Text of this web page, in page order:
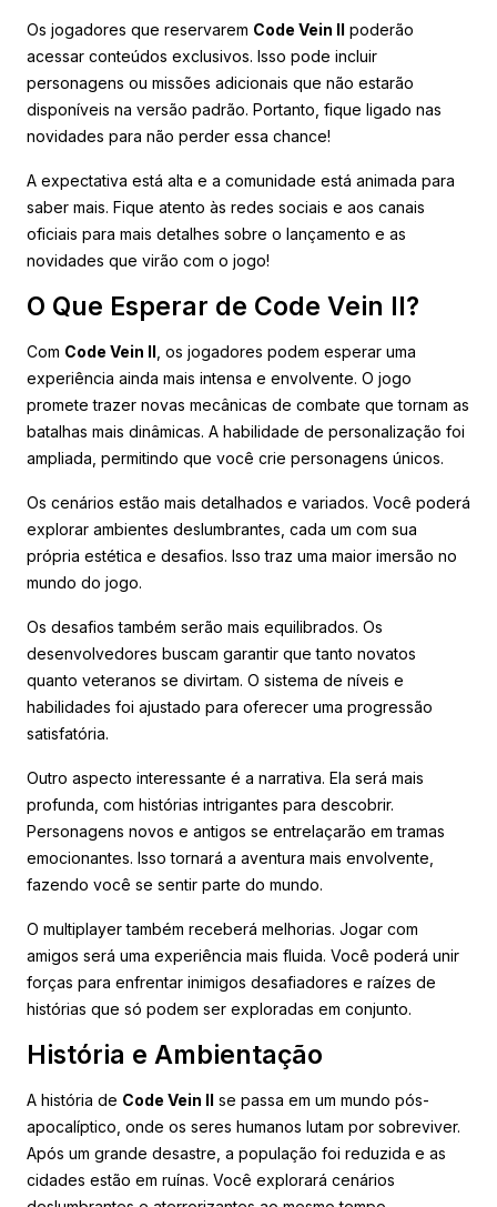
Os jogadores que reservarem Code Vein II poderão
acessar conteúdos exclusivos. Isso pode incluir
personagens ou missões adicionais que não estarão
disponíveis na versão padrão. Portanto, fique ligado nas
novidades para não perder essa chance!
A expectativa está alta e a comunidade está animada para
saber mais. Fique atento às redes sociais e aos canais
oficiais para mais detalhes sobre o lançamento e as
novidades que virão com o jogo!
O Que Esperar de Code Vein II?
Com Code Vein II , os jogadores podem esperar uma
experiência ainda mais intensa e envolvente. O jogo
promete trazer novas mecânicas de combate que tornam as
batalhas mais dinâmicas. A habilidade de personalização foi
ampliada, permitindo que você crie personagens únicos.
Os cenários estão mais detalhados e variados. Você poderá
explorar ambientes deslumbrantes, cada um com sua
própria estética e desafios. Isso traz uma maior imersão no
mundo do jogo.
Os desafios também serão mais equilibrados. Os
desenvolvedores buscam garantir que tanto novatos
quanto veteranos se divirtam. O sistema de níveis e
habilidades foi ajustado para oferecer uma progressão
satisfatória.
Outro aspecto interessante é a narrativa. Ela será mais
profunda, com histórias intrigantes para descobrir.
Personagens novos e antigos se entrelaçarão em tramas
emocionantes. Isso tornará a aventura mais envolvente,
fazendo você se sentir parte do mundo.
O multiplayer também receberá melhorias. Jogar com
amigos será uma experiência mais fluida. Você poderá unir
forças para enfrentar inimigos desafiadores e raízes de
histórias que só podem ser exploradas em conjunto.
História e Ambientação
A história de Code Vein II se passa em um mundo pós-
apocalíptico, onde os seres humanos lutam por sobreviver.
Após um grande desastre, a população foi reduzida e as
cidades estão em ruínas. Você explorará cenários